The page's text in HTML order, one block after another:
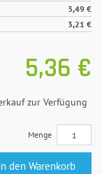
3,49 €
3,21 €
5,36 €
zur Verfügung
Menge
den Warenkorb